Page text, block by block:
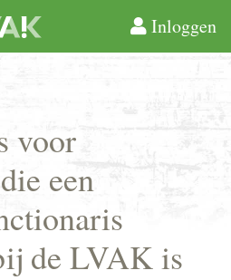
Inloggen
voor
een
de LVAK is